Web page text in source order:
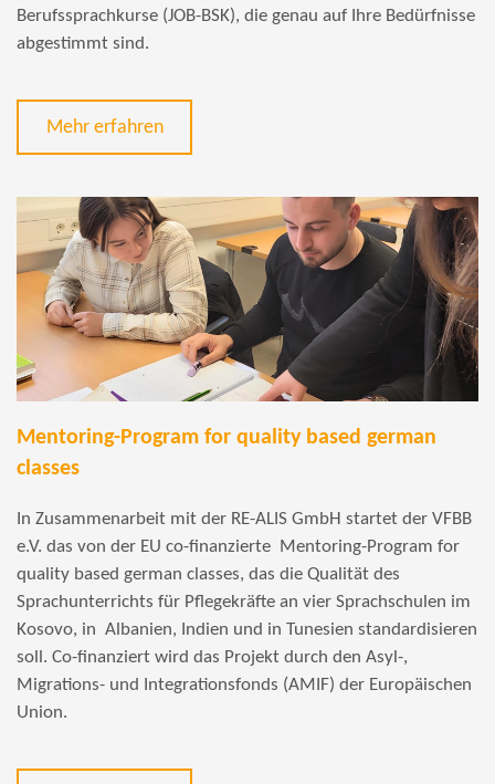
Berufssprachkurse (JOB-BSK), die genau auf Ihre Bedürfnisse
abgestimmt sind.
Mehr erfahren
Mentoring-Program for quality based german
classes
In Zusammenarbeit mit der RE-ALIS GmbH startet der VFBB
e.V. das von der EU co-finanzierte Mentoring-Program for
quality based german classes, das die Qualität des
Sprachunterrichts für Pflegekräfte an vier Sprachschulen im
Kosovo, in Albanien, Indien und in Tunesien standardisieren
soll. Co-finanziert wird das Projekt durch den Asyl-,
Migrations- und Integrationsfonds (AMIF) der Europäischen
Union.